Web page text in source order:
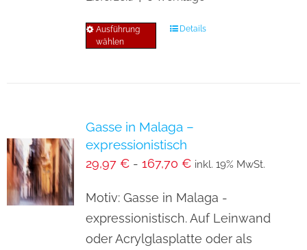
Ausführung
wählen
Dieses
auf.
können
auf
der
Details
Gasse in Malaga –
expressionistisch
29,97 €- 167,70 € inkl. 19% MwSt.
Motiv: Gasse in Malaga -
expressionistisch. Auf Leinwand
oder Acrylglasplatte oder als